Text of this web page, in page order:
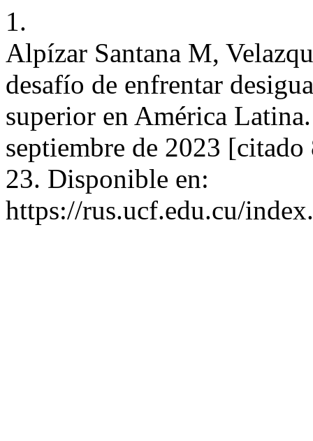
1.
Alpízar Santana M,
desafío de enfrentar
superior en América
septiembre de 2023
23. Disponible en:
https://rus.ucf.edu.cu/